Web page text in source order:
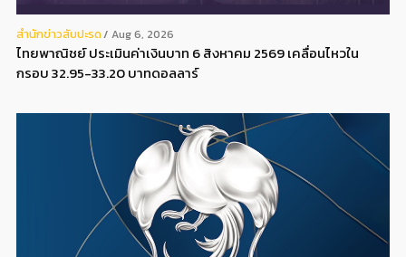
สํานักข่าวสับปะรด Aug 6, 2026
ไทยพาณิชย์ ประเมินค่าเงินบาท 6 สิงหาคม 2569 เคลื่อนไหวใน
กรอบ 32.95-33.20 บาทดอลลาร์